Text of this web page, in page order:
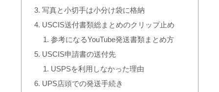
写真と小切手は小分け袋に格納
USCIS送付書類総まとめのクリップ止め
参考になるYouTube発送書類まとめ方
USCIS申請書の送付先
USPSを利用しなかった理由
UPS店頭での発送手続き